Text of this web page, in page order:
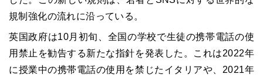
規制強化の流れに沿っている。
英国政府は10月初旬、全国の学校で生徒の携帯電話の使
用禁止を勧告する新たな指針を発表した。これは2022年
に授業中の携帯電話の使用を禁じたイタリアや、2021年